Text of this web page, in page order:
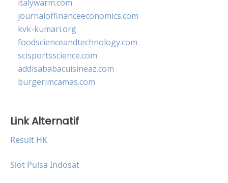
italywarm.com
journaloffinanceeconomics.com
kvk-kumari.org
foodscienceandtechnology.com
scisportsscience.com
addisababacuisineaz.com
burgerimcamas.com
Link Alternatif
Result HK
Slot Pulsa Indosat